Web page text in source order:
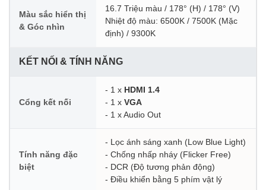
Màu sắc hiển thị
& Góc nhìn
16.7 Triệu màu / 178° (H) / 178° (V)
Nhiệt độ màu: 6500K / 7500K (Mặc
định) / 9300K
KẾT NỐI & TÍNH NĂNG
Cổng kết nối
- 1 x HDMI 1.4
- 1 x VGA
- 1 x Audio Out
Tính năng đặc
biệt
- Lọc ánh sáng xanh (Low Blue Light)
- Chống nhấp nháy (Flicker Free)
- DCR (Độ tương phản động)
- Điều khiển bằng 5 phím vật lý